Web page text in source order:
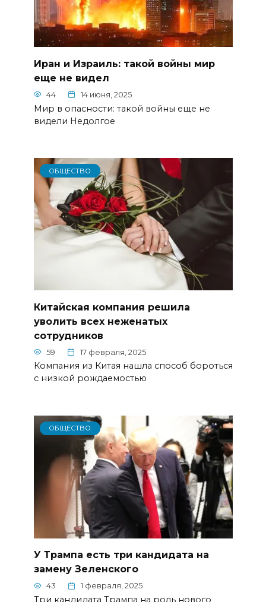
Иран и Израиль: такой войны мир
еще не видел
44 14 июня, 2025
Мир в опасности: такой войны еще не
видели Недолгое
ОБЩЕСТВО
Китайская компания решила
уволить всех неженатых
сотрудников
59 17 февраля, 2025
Компания из Китая нашла способ бороться
с низкой рождаемостью
ОБЩЕСТВО
У Трампа есть три кандидата на
замену Зеленского
43 1 февраля, 2025
Три кандидата Трампа на роль нового